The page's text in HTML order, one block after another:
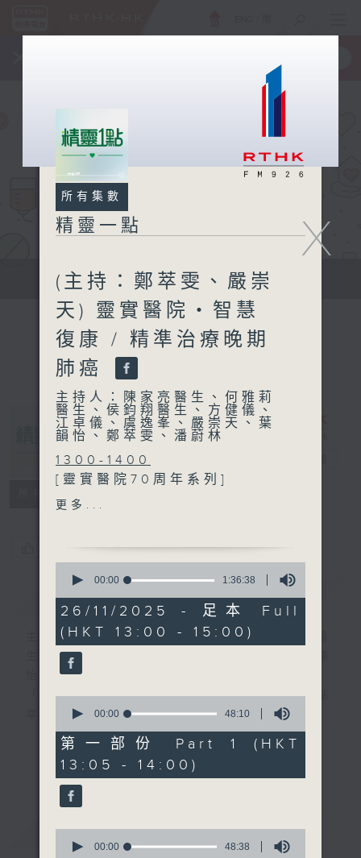
提供實用醫療健康資訊
精靈一點
您喜歡這個節目嗎?
簡介 GIST
主持人：陳家亮醫生、何雅莉醫生、侯鈞翔醫
生、方健儀、江卓儀、虞逸峯、嚴崇天、葉韻
怡、鄭萃雯、潘蔚林
「醫學並不嚴肅！精靈面對，一點健康、多點
幸福！」
《精靈一點》 健康資訊 守護大眾
一眾主持與全港愛心醫護，健康專業人士攜
手，組織最強的醫學網絡，提供實用醫療健康
資訊。
星期一至五，下午 1 時10分 香港電台第一
台、港台電視31
最新 LATEST
X
所有集數
精靈一點
(主持：鄭萃雯、嚴崇
天) 靈實醫院‧智慧
復康 / 精準治療晚期
肺癌
主持人：陳家亮醫生、何雅莉
醫生、侯鈞翔醫生、方健儀、
江卓儀、虞逸峯、嚴崇天、葉
韻怡、鄭萃雯、潘蔚林
1300-1400
[靈實醫院70周年系列]
主題：靈實醫院‧智慧復康
理)
1400-1500
主題：精準治療晚期肺癌
嘉賓：饒家棟醫生 (臨床腫瘤
科專科醫生)
更多...
seconds
1
hour,
36
minutes,
38
seconds
00:00 1:36:38
26/11/2025 - 足本 Full
(HKT 13:00 - 15:00)
seconds
48
minutes,
10
seconds
00:00 48:10
第一部份 Part 1 (HKT
13:05 - 14:00)
seconds
00:00 48:38